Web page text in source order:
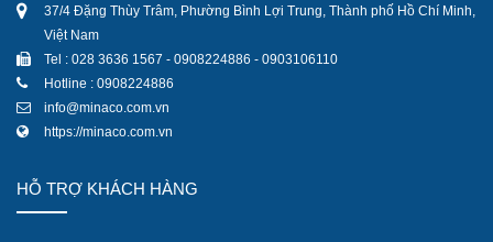
37/4 Đặng Thùy Trâm, Phường Bình Lợi Trung, Thành phố Hồ Chí Minh,
Việt Nam
Tel : 028 3636 1567 - 0908224886 - 0903106110
Hotline : 0908224886
info@minaco.com.vn
https://minaco.com.vn
HỖ TRỢ KHÁCH HÀNG